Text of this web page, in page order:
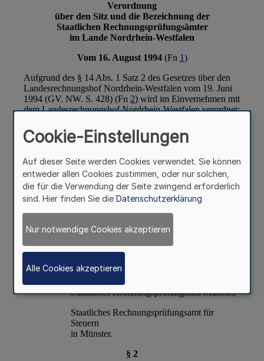
Cookie-Einstellungen
Auf dieser Seite werden Cookies verwendet. Sie können
entweder allen Cookies zustimmen, oder nur solchen,
die für die Verwendung der Seite zwingend erforderlich
sind. Hier finden Sie die Datenschutzerklärung
Nur notwendige Cookies akzeptieren
Alle Cookies akzeptieren